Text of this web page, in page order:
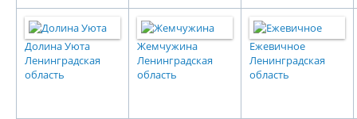
Долина Уюта
Ленинградская
область
Жемчужина
Ленинградская
область
Ежевичное
Ленинградская
область